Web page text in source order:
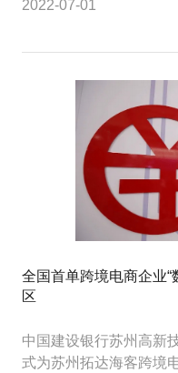
2022-07-01
全国首单跨境电商企业
区
中国建设银行苏州高新
式为苏州拓达海客跨境